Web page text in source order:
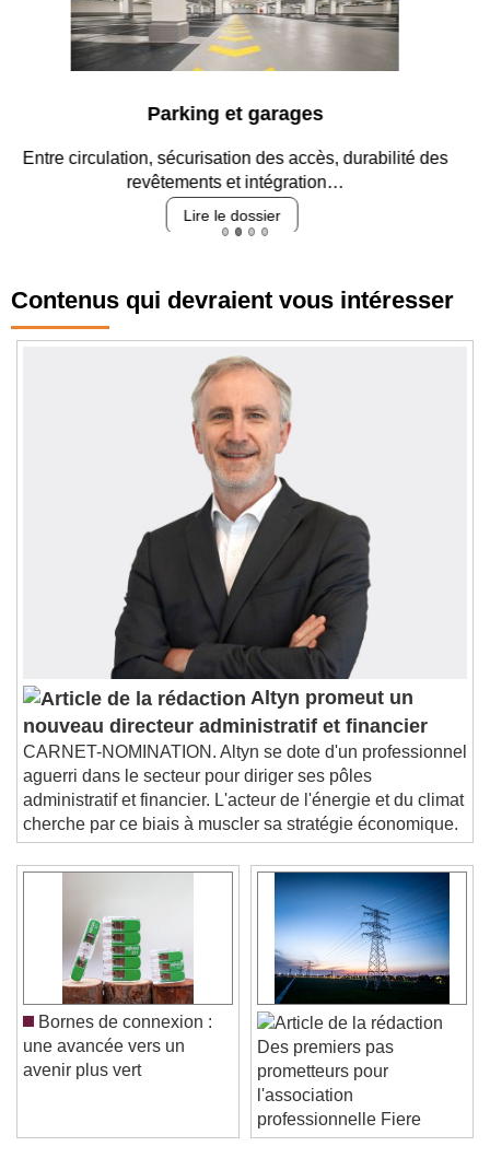
Parking et garages
Entre circulation, sécurisation des accès, durabilité des
revêtements et intégration…
Lire le dossier
Contenus qui devraient vous intéresser
Altyn promeut un
nouveau directeur administratif et financier
CARNET-NOMINATION. Altyn se dote d'un professionnel
aguerri dans le secteur pour diriger ses pôles
administratif et financier. L'acteur de l'énergie et du climat
cherche par ce biais à muscler sa stratégie économique.
Bornes de connexion :
une avancée vers un
Des premiers pas
prometteurs pour
l'association
professionnelle Fiere